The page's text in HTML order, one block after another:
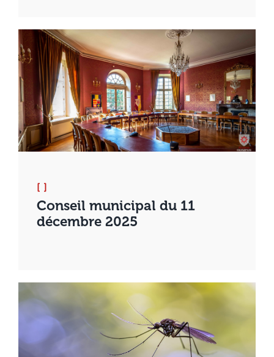
[ ]
Conseil municipal du 11
décembre 2025